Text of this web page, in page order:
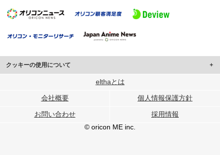
クッキーの使用について
このサイトでは Cookie を使用して、ユーザーに合わせたコンテンツや広告の
行っています。
メディアや広告配信、データ解析の各パートナーに提供しています。
各パートナーは、この情報とユーザーが各パートナーに提供した他の情報や、
ユーザーが各パートナーのサービスを使用したときに収集した他の情報を組み
elthaとは
会社概要 個人情報保護方針
お問い合わせ
採用情報
© oricon ME inc.